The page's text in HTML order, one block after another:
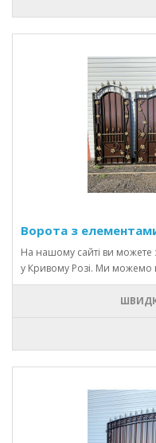
Ворота з
На нашому сайті ви можете
у Кривому Розі. Ми можемо